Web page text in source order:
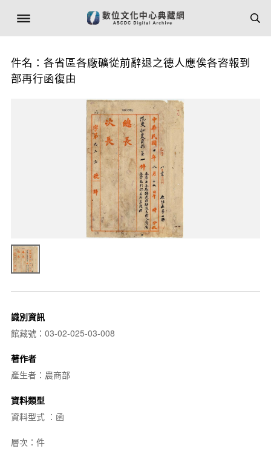
件名：各省區各廠礦從前辭退之德人應俟各咨報到
部再行函復由
識別資訊
館藏號：03-02-025-03-008
著作者
產生者：農商部
資料類型
資料型式 ：函
層次：件